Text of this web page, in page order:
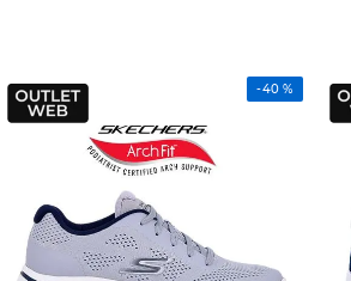
-40 %